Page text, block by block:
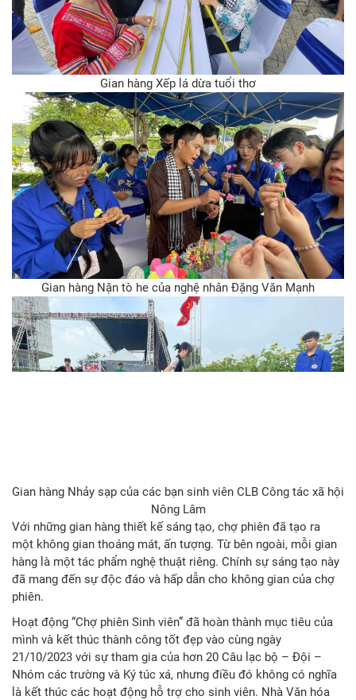
Gian hàng Xếp lá dừa tuổi thơ
Gian hàng Nặn tò he của nghệ nhân Đặng Văn Mạnh
Gian hàng Nhảy sạp của các bạn sinh viên CLB Công tác xã hội
Nông Lâm
Với những gian hàng thiết kế sáng tạo, chợ phiên đã tạo ra
một không gian thoáng mát, ấn tượng. Từ bên ngoài, mỗi gian
hàng là một tác phẩm nghệ thuật riêng. Chính sự sáng tạo này
đã mang đến sự độc đáo và hấp dẫn cho không gian của chợ
phiên.
Hoạt động “Chợ phiên Sinh viên” đã hoàn thành mục tiêu của
mình và kết thúc thành công tốt đẹp vào cùng ngày
21/10/2023 với sự tham gia của hơn 20 Câu lạc bộ – Đội –
Nhóm các trường và Ký túc xá, nhưng điều đó không có nghĩa
là kết thúc các hoạt động hỗ trợ cho sinh viên. Nhà Văn hóa